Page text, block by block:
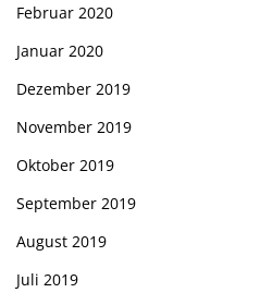
Februar 2020
Januar 2020
Dezember 2019
November 2019
Oktober 2019
September 2019
August 2019
Juli 2019